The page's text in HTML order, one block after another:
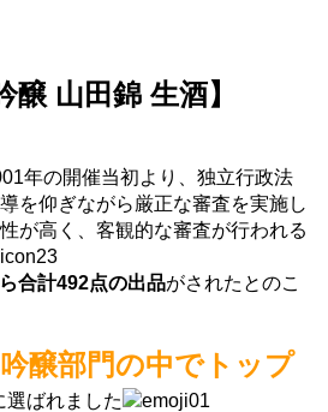
醸 山田錦 生酒】
年の開催当初より、独立行政法
を仰ぎながら厳正な審査を実施し
が高く、客観的な審査が行われる
合計492点の出品がされたとのこ
吟醸部門の中でトップ
選ばれました